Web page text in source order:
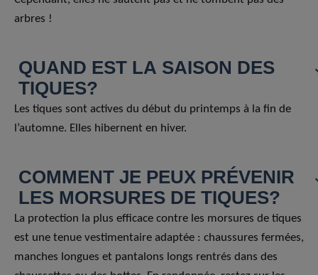
arbres !
QUAND EST LA SAISON DES
TIQUES?
Les tiques sont actives du début du printemps à la fin de
l’automne. Elles hibernent en hiver.
COMMENT JE PEUX PRÉVENIR
LES MORSURES DE TIQUES?
La protection la plus efficace contre les morsures de tiques
est une tenue vestimentaire adaptée : chaussures fermées,
manches longues et pantalons longs rentrés dans des